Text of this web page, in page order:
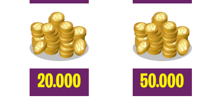
20.000 50.000